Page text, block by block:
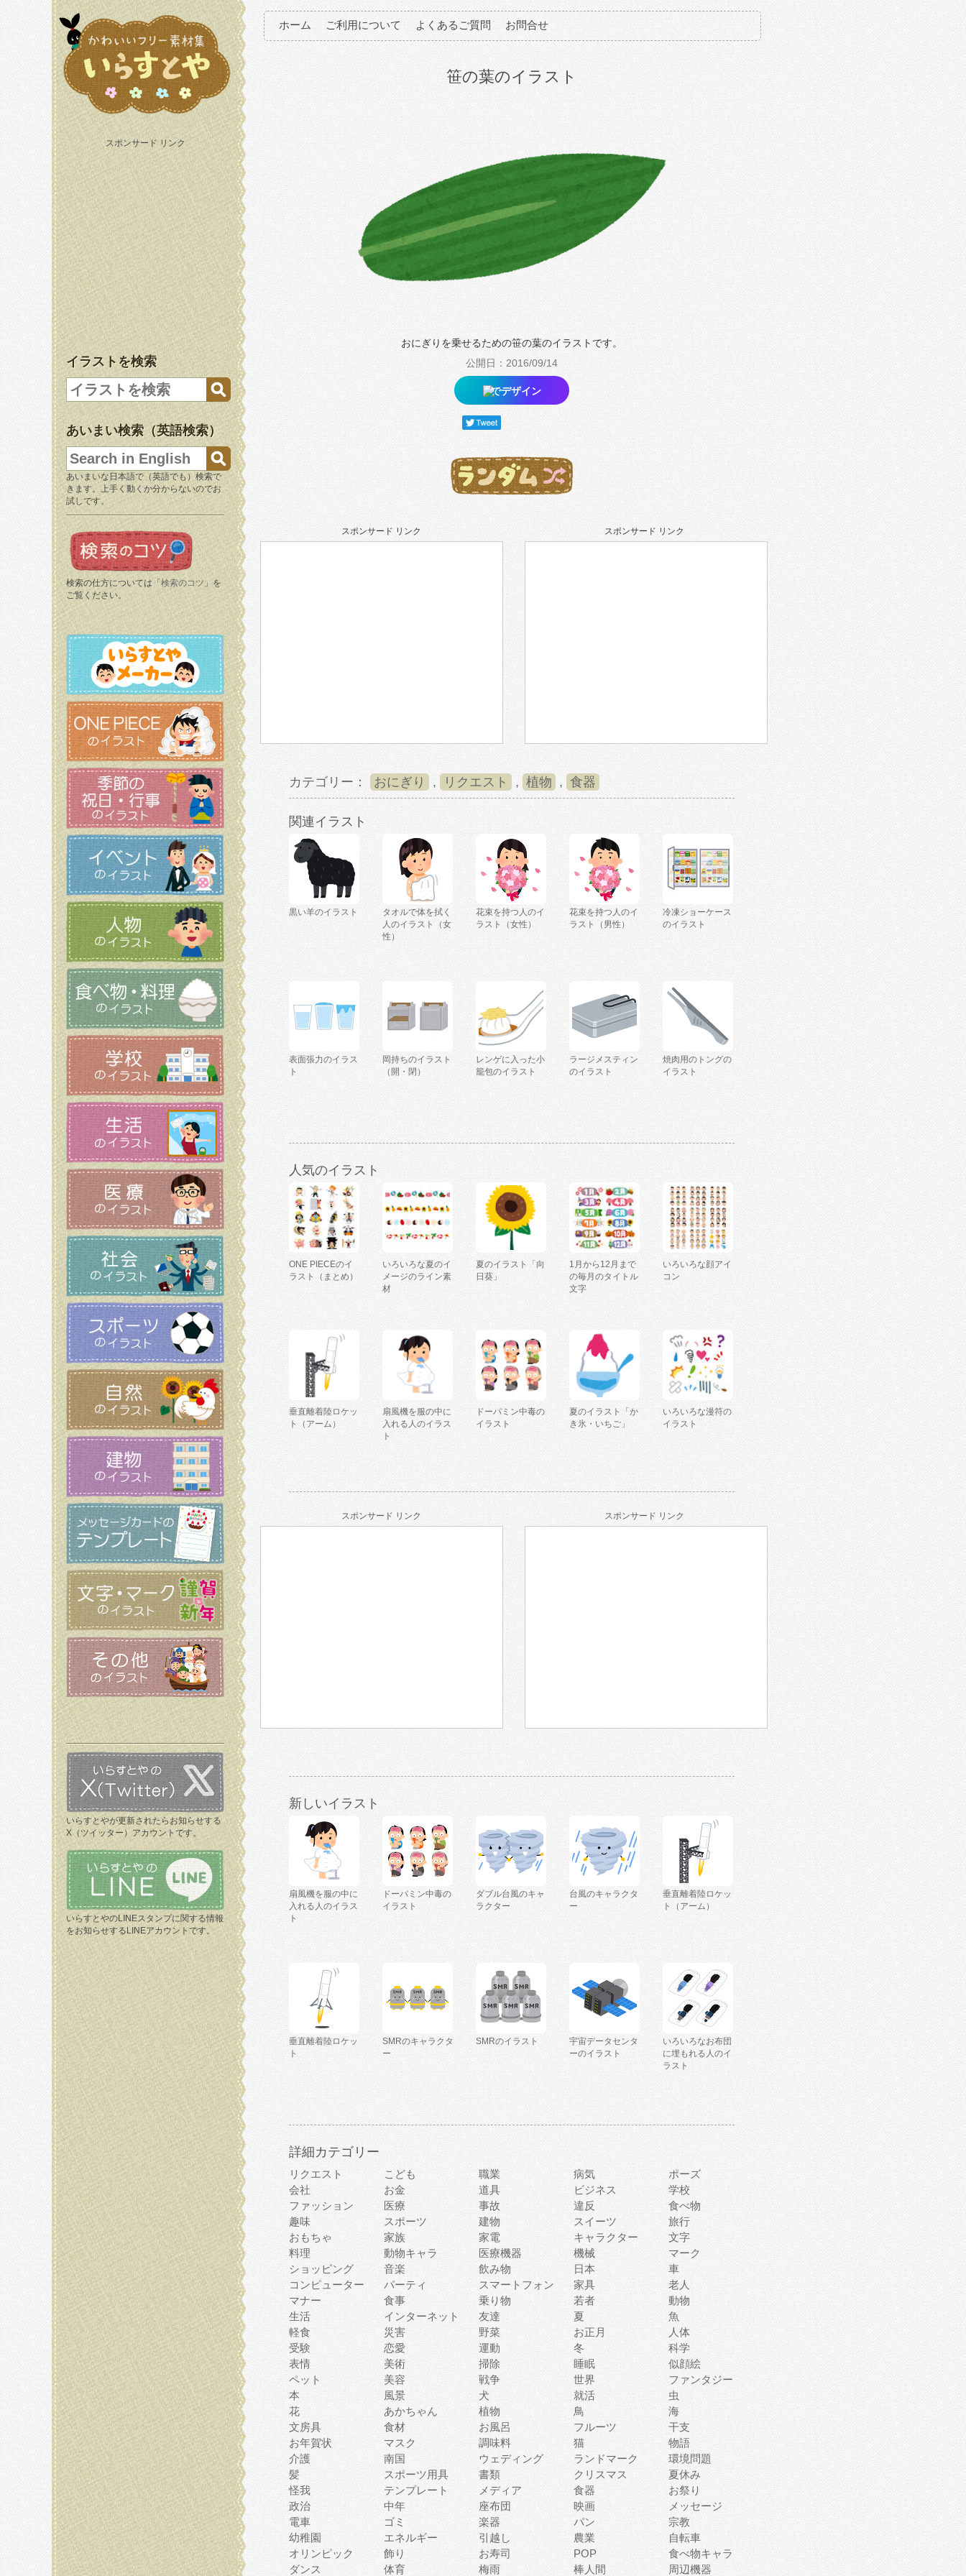
スポンサード リンク
イラストを検索
あいまい検索（英語検索）
あいまいな日本語で（英語でも）検索で
きます。上手く動くか分からないのでお
試しです。
検索の仕方については「 検索のコツ 」を
ご覧ください。
いらすとやが更新されたらお知らせする
X（ツイッター）アカウントです。
いらすとやのLINEスタンプに関する情報
をお知らせするLINEアカウントです。
ホーム ご利用について よくあるご質問 お問合せ
笹の葉のイラスト
おにぎりを乗せるための笹の葉のイラストです。
公開日：2016/09/14
でデザイン
スポンサード リンク スポンサード リンク
カテゴリー： おにぎり , リクエスト , 植物 , 食器
関連イラスト
黒い羊のイラスト
タオルで体を拭く
人のイラスト（女
性）
花束を持つ人のイ
ラスト（女性）
花束を持つ人のイ
ラスト（男性）
冷凍ショーケース
のイラスト
表面張力のイラス
ト
岡持ちのイラスト
（開・閉）
レンゲに入った小
籠包のイラスト
ラージメスティン
のイラスト
焼肉用のトングの
イラスト
人気のイラスト
ONE PIECEのイ
ラスト（まとめ）
いろいろな夏のイ
メージのライン素
材
夏のイラスト「向
日葵」
1月から12月まで
の毎月のタイトル
文字
いろいろな顔アイ
コン
垂直離着陸ロケッ
ト（アーム）
扇風機を服の中に
入れる人のイラス
ト
ドーパミン中毒の
イラスト
夏のイラスト「か
き氷・いちご」
いろいろな漫符の
イラスト
スポンサード リンク スポンサード リンク
新しいイラスト
扇風機を服の中に
入れる人のイラス
ト
ドーパミン中毒の
イラスト
ダブル台風のキャ
ラクター
台風のキャラクタ
ー
垂直離着陸ロケッ
ト（アーム）
垂直離着陸ロケッ
ト
SMRのキャラクタ
ー
SMRのイラスト
宇宙データセンタ
ーのイラスト
いろいろなお布団
に埋もれる人のイ
ラスト
詳細カテゴリー
リクエスト こども 職業 病気
ポーズ
会社
お金 道具 ビジネス
学校
ファッション
医療 事故 違反
食べ物
趣味
スポーツ 建物 スイーツ
旅行
おもちゃ
家族 家電 キャラクター
文字
料理
動物キャラ 医療機器 機械
マーク
ショッピング
音楽 飲み物 日本
車
コンピューター
パーティ スマートフォン 家具
老人
マナー
食事 乗り物 若者
動物
生活
インターネット 友達 夏
魚
軽食
災害 野菜 お正月
人体
受験
恋愛 運動 冬
科学
表情
美術 掃除 睡眠
似顔絵
ペット
美容 戦争 世界
ファンタジー
本
風景 犬 就活
虫
花
あかちゃん 植物 鳥
海
文房具
食材 お風呂 フルーツ
干支
お年賀状
マスク 調味料 猫
物語
介護
南国 ウェディング ランドマーク
環境問題
髪
スポーツ用具 書類 クリスマス
夏休み
怪我
テンプレート メディア 食器
お祭り
政治
中年 座布団 映画
メッセージ
電車
ゴミ 楽器 パン
宗教
幼稚園
エネルギー 引越し 農業
自転車
オリンピック
飾り お寿司 POP
食べ物キャラ
ダンス
体育 梅雨 棒人間 周辺機器